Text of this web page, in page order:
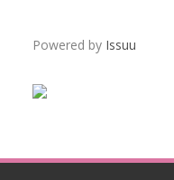
Powered by Issuu